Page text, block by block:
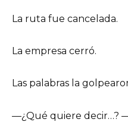
La ruta fue cancelada.
La empresa cerró.
Las palabras la
—¿Qué quiere decir…?